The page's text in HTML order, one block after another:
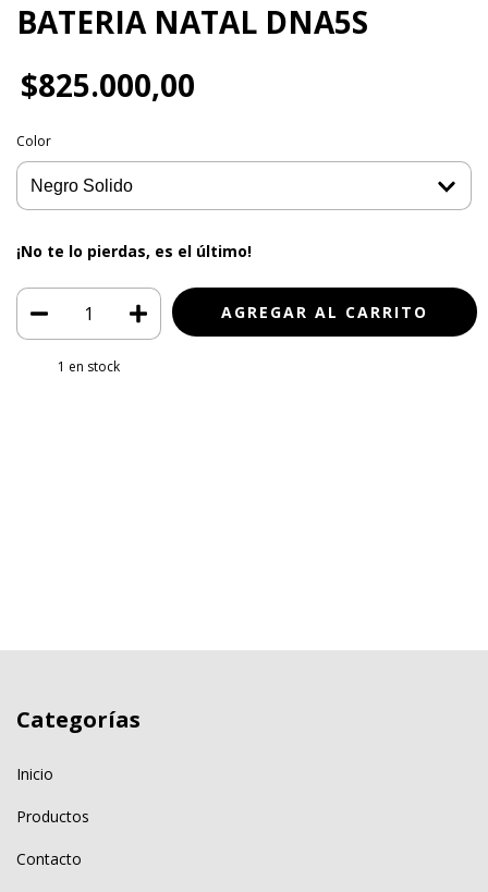
BATERIA NATAL DNA5S
$825.000,00
Color
¡No te lo pierdas, es el último!
1 en stock
Categorías
Inicio
Productos
Contacto